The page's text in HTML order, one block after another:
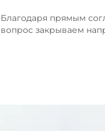
Благодаря прямым
вопрос закрываем